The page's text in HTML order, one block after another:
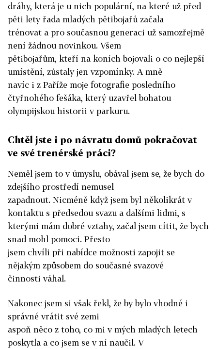
dráhy, která je u nich populární, na které už před
pěti lety řada mladých pětibojařů začala
trénovat a pro současnou generaci už samozřejmě
není žádnou novinkou. Všem
pětibojařům, kteří na koních bojovali o co nejlepší
umístění, zůstaly jen vzpomínky. A mně
navíc i z Paříže moje fotografie posledního
čtyřnohého fešáka, který uzavřel bohatou
olympijskou historii v parkuru.
Chtěl jste i po návratu domů pokračovat
ve své trenérské práci?
Neměl jsem to v úmyslu, obával jsem se, že bych do
zdejšího prostředí nemusel
zapadnout. Nicméně když jsem byl několikrát v
kontaktu s předsedou svazu a dalšími lidmi, s
kterými mám dobré vztahy, začal jsem cítit, že bych
snad mohl pomoci. Přesto
jsem chvíli při nabídce možnosti zapojit se
nějakým způsobem do současné svazové
činnosti váhal.
Nakonec jsem si však řekl, že by bylo vhodné i
správné vrátit své zemi
aspoň něco z toho, co mi v mých mladých letech
poskytla a co jsem se v ní naučil. V